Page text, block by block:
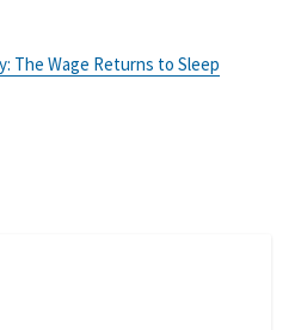
The Wage Returns to Sleep